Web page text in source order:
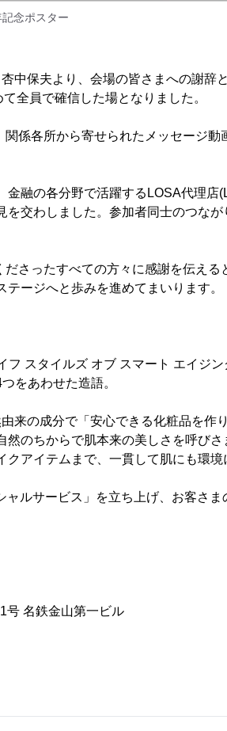
念ポスター
中保夫より、会場の皆さまへの謝辞
全員で確信した場となりました。
係各所から寄せられたメッセージ動
融の各分野で活躍するLOSA代理店
交わしました。参加者同士のつな
さったすべての方々に感謝を伝える
ージへと歩みを進めてまいります。
フ スタイルズ オブ スマート エイジ
をあわせた造語。
来の成分で「安心できる化粧品を作
のちからで肌本来の美しさを呼びさ
アイテムまで、一貫して肌にも環
ルサービス」を立ち上げ、お客さま
名鉄金山第一ビル